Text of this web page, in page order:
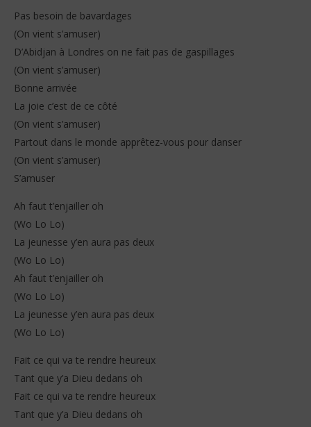
Pas besoin de bavardages
(On vient s’amuser)
D’Abidjan à Londres on ne fait pas de gaspillages
(On vient s’amuser)
Bonne arrivée
La joie c’est de ce côté
(On vient s’amuser)
Partout dans le monde apprêtez-vous pour danser
(On vient s’amuser)
S’amuser
Ah faut t’enjailler oh
(Wo Lo Lo)
La jeunesse y’en aura pas deux
(Wo Lo Lo)
Ah faut t’enjailler oh
(Wo Lo Lo)
La jeunesse y’en aura pas deux
(Wo Lo Lo)
Fait ce qui va te rendre heureux
Tant que y’a Dieu dedans oh
Fait ce qui va te rendre heureux
Tant que y’a Dieu dedans oh